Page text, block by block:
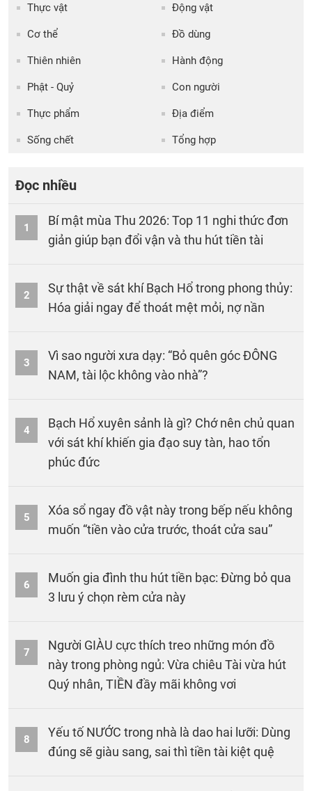
Thực vật Động vật
Cơ thể Đồ dùng
Thiên nhiên Hành động
Phật - Quỷ Con người
Thực phẩm Địa điểm
Sống chết Tổng hợp
Đọc nhiều
1
Bí mật mùa Thu 2026: Top 11 nghi thức đơn
giản giúp bạn đổi vận và thu hút tiền tài
2
Sự thật về sát khí Bạch Hổ trong phong thủy:
Hóa giải ngay để thoát mệt mỏi, nợ nần
3
Vì sao người xưa dạy: “Bỏ quên góc ĐÔNG
NAM, tài lộc không vào nhà”?
4
Bạch Hổ xuyên sảnh là gì? Chớ nên chủ quan
với sát khí khiến gia đạo suy tàn, hao tổn
phúc đức
5
Xóa sổ ngay đồ vật này trong bếp nếu không
muốn “tiền vào cửa trước, thoát cửa sau”
6
Muốn gia đình thu hút tiền bạc: Đừng bỏ qua
3 lưu ý chọn rèm cửa này
7
Người GIÀU cực thích treo những món đồ
này trong phòng ngủ: Vừa chiêu Tài vừa hút
Quý nhân, TIỀN đầy mãi không vơi
8
Yếu tố NƯỚC trong nhà là dao hai lưỡi: Dùng
đúng sẽ giàu sang, sai thì tiền tài kiệt quệ